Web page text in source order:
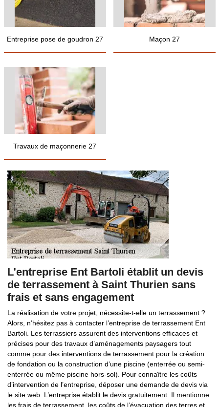
Entreprise pose de goudron 27 Maçon 27
Travaux de maçonnerie 27
L’entreprise Ent Bartoli établit un devis
de terrassement à Saint Thurien sans
frais et sans engagement
La réalisation de votre projet, nécessite-t-elle un terrassement ?
Alors, n’hésitez pas à contacter l’entreprise de terrassement Ent
Bartoli. Les terrassiers assurent des interventions efficaces et
précises pour des travaux d’aménagements paysagers tout
comme pour des interventions de terrassement pour la création
de fondation ou la construction d’une piscine (enterrée ou semi-
enterrée ou même piscine hors-sol). Pour connaître les coûts
d’intervention de l’entreprise, déposer une demande de devis via
le site web. L’entreprise établit le devis gratuitement. Il mentionne
les frais de terrassement, les coûts de l’évacuation des terres et